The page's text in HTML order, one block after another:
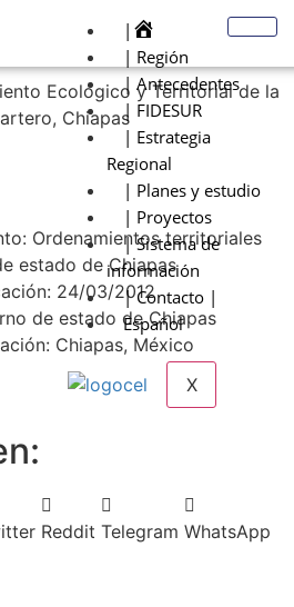
|
| Región
| Antecedentes
| FIDESUR
| Estrategia
Regional
| Planes y estudio
| Proyectos
| Sistema de
información
| Contacto |
Español
X
Ecológico y Territorial de la
Chiapas
Ordenamientos territoriales
estado de Chiapas
24/03/2012
de estado de Chiapas
Chiapas, México
Reddit Telegram WhatsApp